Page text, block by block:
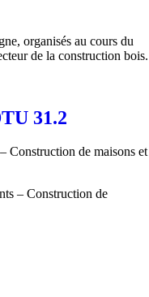
organisés au cours du
de la construction bois.
31.2
Construction de maisons et
– Construction de